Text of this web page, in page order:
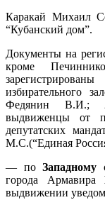
Каракай Михаил
“Кубанский дом”.
Документы на
кроме
избирательного
Федянин В.И.; 2
выдвиженцы от
депутатских
М.С.(“Единая
— поЗападному
города Армавира
выдвижении